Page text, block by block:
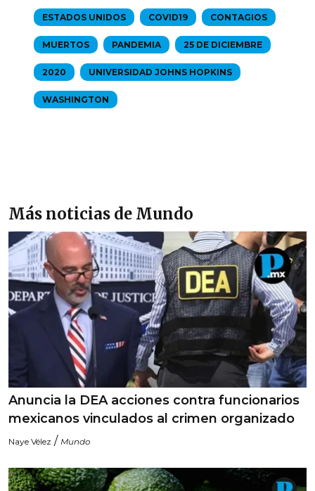
ESTADOS UNIDOS COVID19 CONTAGIOS
MUERTOS PANDEMIA 25 DE DICIEMBRE
2020 UNIVERSIDAD JOHNS HOPKINS
WASHINGTON
Más noticias de Mundo
Anuncia la DEA acciones contra funcionarios
mexicanos vinculados al crimen organizado
Naye Vélez / Mundo